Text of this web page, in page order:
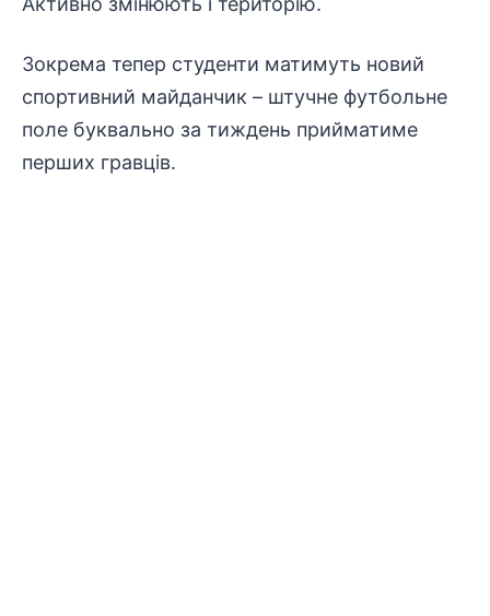
Зокрема тепер студенти матимуть новий
спортивний майданчик – штучне футбольне
поле буквально за тиждень прийматиме
перших гравців.